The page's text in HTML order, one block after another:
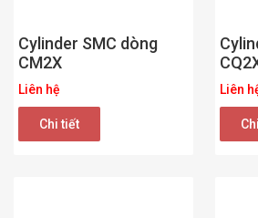
Cylinder SMC dòng
CM2X
Liên hệ
Chi tiết
Liên